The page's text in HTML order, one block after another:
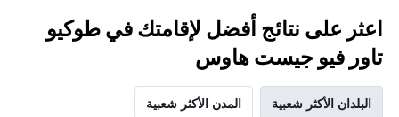
اعثر على نتائج أفضل لإقامتك في طوكيو
تاور فيو جيست هاوس
البلدان الأكثر شعبية المدن الأكثر شعبية